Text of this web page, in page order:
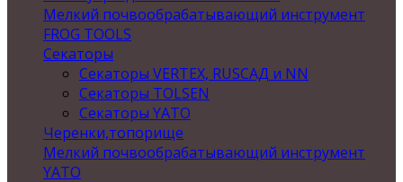
Мелкий почвообрабатывающий инструмент
FROG TOOLS
Секаторы
Секаторы VERTEX, RUSСАД и NN
Секаторы TOLSEN
Секаторы YATO
Черенки,топорище
Мелкий почвообрабатывающий инструмент
YATO